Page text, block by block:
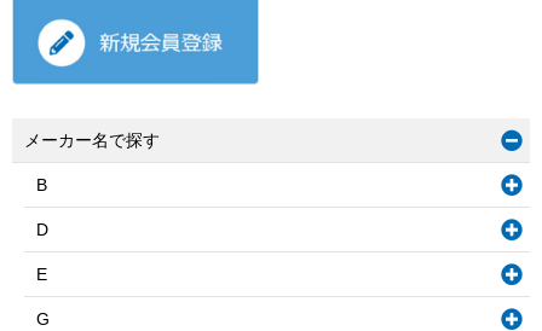
メーカー名で探す
B
D
E
G